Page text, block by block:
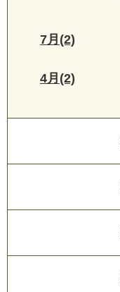
7月(2)
4月(2)